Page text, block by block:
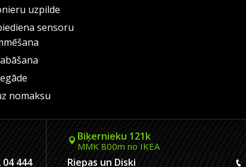
uzpilde
sensoru
nomaksu
04 444
Biķernieku 121k
MMK 800m no IKEA
Riepas un Diski